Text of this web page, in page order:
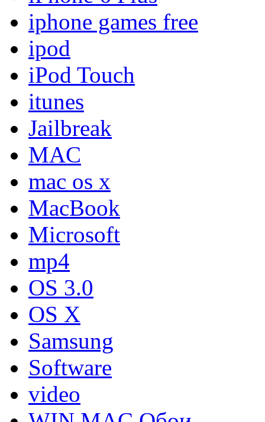
iphone games free
ipod
iPod Touch
itunes
Jailbreak
MAC
mac os x
MacBook
Microsoft
mp4
OS 3.0
OS X
Samsung
Software
video